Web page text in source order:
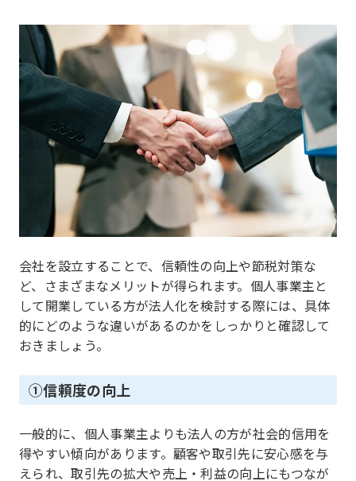
会社を設立することで、信頼性の向上や節税対策な
ど、さまざまなメリットが得られます。個人事業主と
して開業している方が法人化を検討する際には、具体
的にどのような違いがあるのかをしっかりと確認して
おきましょう。
①信頼度の向上
一般的に、個人事業主よりも法人の方が社会的信用を
得やすい傾向があります。顧客や取引先に安心感を与
えられ、取引先の拡大や売上・利益の向上にもつなが